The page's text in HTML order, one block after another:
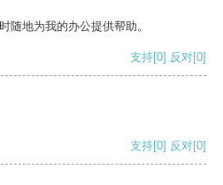
随地为我的办公提供帮助。
支持[0] 反对[0]
支持[0] 反对[0]